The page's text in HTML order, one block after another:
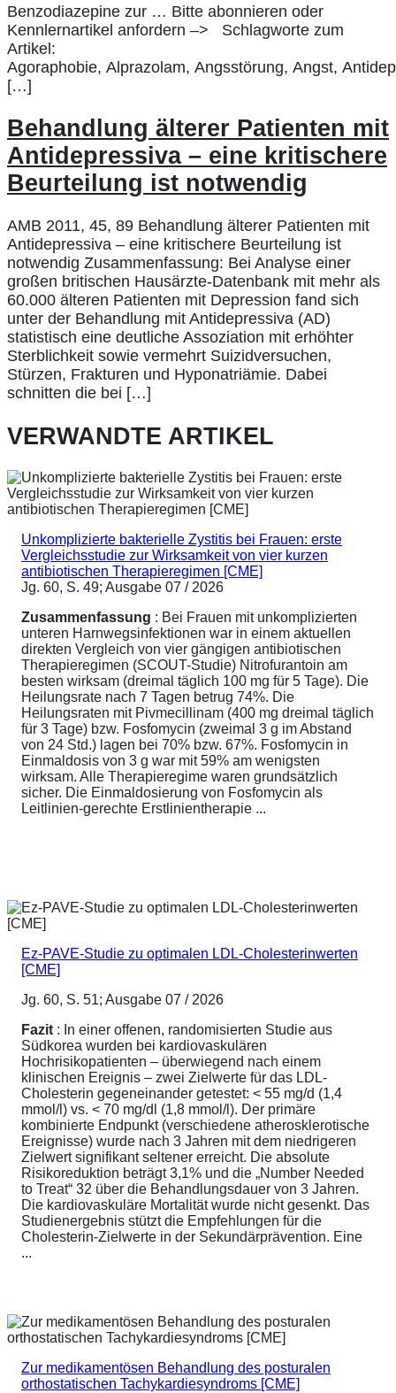
Benzodiazepine zur … Bitte abonnieren oder
Kennlernartikel anfordern –> Schlagworte zum
Artikel:
Agoraphobie, Alprazolam, Angsstörung, Angst,
[…]
Behandlung älterer Patienten mit
Antidepressiva – eine kritischere
Beurteilung ist notwendig
AMB 2011, 45, 89 Behandlung älterer Patienten mit
Antidepressiva – eine kritischere Beurteilung ist
notwendig Zusammenfassung: Bei Analyse einer
großen britischen Hausärzte-Datenbank mit mehr als
60.000 älteren Patienten mit Depression fand sich
unter der Behandlung mit Antidepressiva (AD)
statistisch eine deutliche Assoziation mit erhöhter
Sterblichkeit sowie vermehrt Suizidversuchen,
Stürzen, Frakturen und Hyponatriämie. Dabei
schnitten die bei […]
VERWANDTE ARTIKEL
Unkomplizierte bakterielle Zystitis bei Frauen: erste
Vergleichsstudie zur Wirksamkeit von vier kurzen
antibiotischen Therapieregimen [CME]
Jg. 60, S. 49; Ausgabe 07 / 2026
Zusammenfassung : Bei Frauen mit unkomplizierten
unteren Harnwegsinfektionen war in einem aktuellen
direkten Vergleich von vier gängigen antibiotischen
Therapieregimen (SCOUT-Studie) Nitrofurantoin am
besten wirksam (dreimal täglich 100 mg für 5 Tage). Die
Heilungsrate nach 7 Tagen betrug 74%. Die
Heilungsraten mit Pivmecillinam (400 mg dreimal täglich
für 3 Tage) bzw. Fosfomycin (zweimal 3 g im Abstand
von 24 Std.) lagen bei 70% bzw. 67%. Fosfomycin in
Einmaldosis von 3 g war mit 59% am wenigsten
wirksam. Alle Therapieregime waren grundsätzlich
sicher. Die Einmaldosierung von Fosfomycin als
Leitlinien-gerechte Erstlinientherapie ...
Ez-PAVE-Studie zu optimalen LDL-Cholesterinwerten
[CME]
Jg. 60, S. 51; Ausgabe 07 / 2026
Fazit : In einer offenen, randomisierten Studie aus
Südkorea wurden bei kardiovaskulären
Hochrisikopatienten – überwiegend nach einem
klinischen Ereignis – zwei Zielwerte für das LDL-
Cholesterin gegeneinander getestet: < 55 mg/d (1,4
mmol/l) vs. < 70 mg/dl (1,8 mmol/l). Der primäre
kombinierte Endpunkt (verschiedene atherosklerotische
Ereignisse) wurde nach 3 Jahren mit dem niedrigeren
Zielwert signifikant seltener erreicht. Die absolute
Risikoreduktion beträgt 3,1% und die „Number Needed
to Treat“ 32 über die Behandlungsdauer von 3 Jahren.
Die kardiovaskuläre Mortalität wurde nicht gesenkt. Das
Studienergebnis stützt die Empfehlungen für die
Cholesterin-Zielwerte in der Sekundärprävention. Eine
...
Zur medikamentösen Behandlung des posturalen
orthostatischen Tachykardiesyndroms [CME]